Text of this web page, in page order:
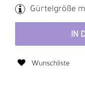
Gürtelgröße
IN
Wunschliste